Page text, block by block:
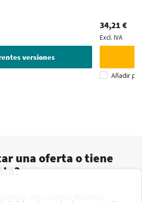
versiones
34,21 €
Excl. IVA
Añadir
una oferta o tiene